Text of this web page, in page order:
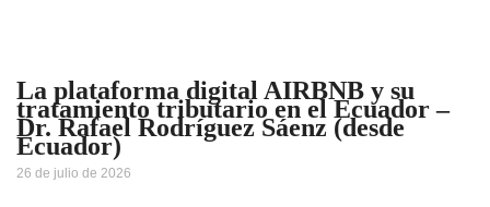
La plataforma digital AIRBNB y su
tratamiento tributario en el Ecuador –
Dr. Rafael Rodríguez Sáenz (desde
Ecuador)
26 de julio de 2026